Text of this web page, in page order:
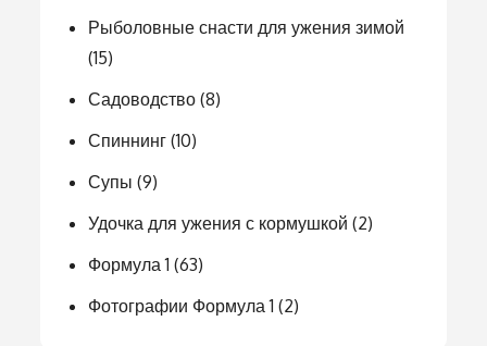
Рыболовные снасти для ужения зимой
(15)
Садоводство (8)
Спиннинг (10)
Супы (9)
Удочка для ужения с кормушкой (2)
Формула 1 (63)
Фотографии Формула 1 (2)